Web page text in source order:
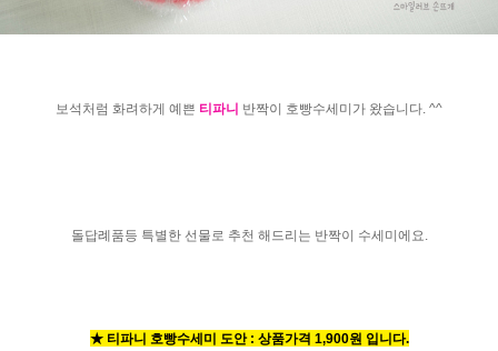
보석처럼 화려하게 예쁜 티파니 반짝이 호빵수세미가 왔습니다. ^^
돌답례품등 특별한 선물로 추천 해드리는 반짝이 수세미에요.
★ 티파니 호빵수세미 도안 : 상품가격 1,900원 입니다.